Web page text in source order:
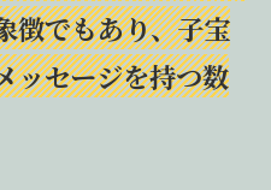
徴でもあり、子宝
ッセージを持つ数